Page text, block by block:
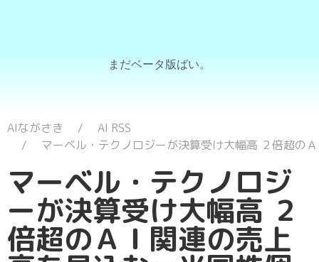
まだベータ版ばい。
AIながさき
AI RSS
マーベル・テクノロジーが決算受け大幅高 ２倍超の
マーベル・テクノロジ
ーが決算受け大幅高 ２
倍超のＡＩ関連の売上